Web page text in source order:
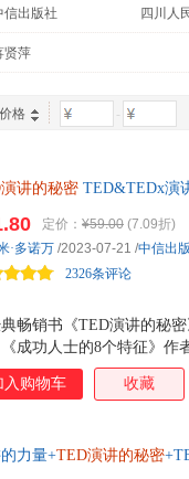
信出版社 四川人
贤萍
价格 -
讲的秘密 TED&TEDx演
畅销书《TED演讲的秘
成功人士的8个特征》
大会组织者和演讲者、高
小时演讲练习的经验
心，怎样表达才能快速
定价： ¥59.00 (7.09折)
2326条评论
·多诺万 /2023-07-21 /中信出
入购物车 收藏
力量+TED演讲的秘密